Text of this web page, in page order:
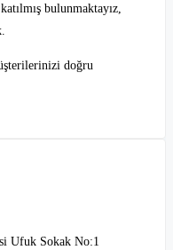
bulunmaktayız,
doğru
Ufuk Sokak No:1